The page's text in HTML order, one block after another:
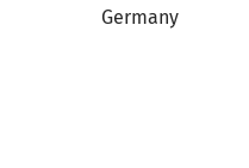
Germany